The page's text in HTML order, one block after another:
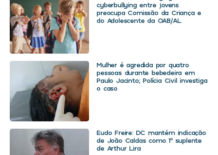
cyberbullying entre jovens
preocupa Comissão da Criança e
do Adolescente da OAB/AL
Mulher é agredida por quatro
pessoas durante bebedeira em
Paulo Jacinto; Polícia Civil investiga
o caso
Eudo Freire: DC mantém indicação
de João Caldas como 1º suplente
de Arthur Lira